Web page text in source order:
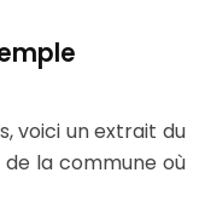
voici un extrait du
la commune où